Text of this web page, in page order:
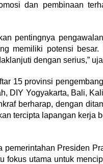
dan pembinaan
pentingnya
memiliki potensi besar.
dengan serius,”
15 provinsi
DIY Yogyakarta, Bali,
berharap, dengan
tercipta lapangan kerja
Presiden
fokus utama untuk